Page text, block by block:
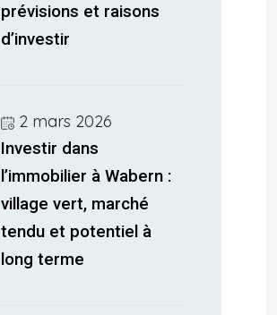
prévisions et raisons
d’investir
2 mars 2026
Investir dans
l’immobilier à Wabern :
village vert, marché
tendu et potentiel à
long terme